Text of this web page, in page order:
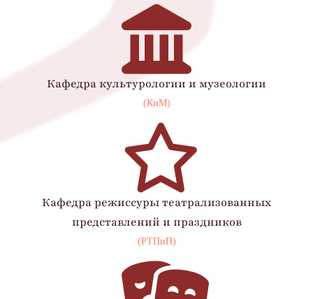
Кафедра культурологии и музеологии
(КиМ)
Кафедра режиссуры театрализованных
представлений и праздников
(РТПиП)